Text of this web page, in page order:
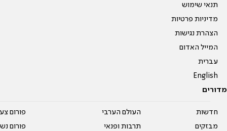
תנאי שימוש
מדיניות פרטיות
הצהרת נגישות
המייל האדום
עברית
English
מדורים
חדשות
מבזקים
העולם הערבי
תרבות ופנאי
פורום
פורום